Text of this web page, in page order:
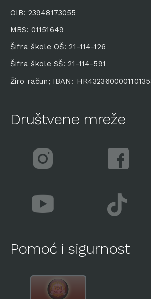
OIB: 23948173055
MBS: 01151649
Šifra škole OŠ: 21-114-126
Šifra škole SŠ: 21-114-591
Žiro račun; IBAN:
Društvene mreže
Pomoć i sigurnost